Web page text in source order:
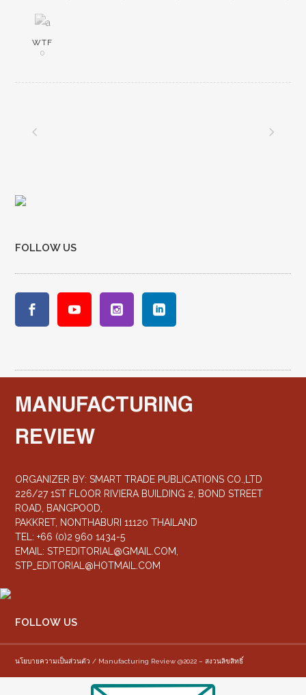
WTF
0
FOLLOW US
MANUFACTURING
REVIEW
ORGANIZER BY: SMART TRADE PUBLICATIONS CO.,LTD
226/27 1ST FLOOR RIVIERA BUILDING 2, BOND STREET
ROAD, BANGPOOD,
PAKKRET, NONTHABURI 11120 THAILAND
TEL: +66 (0)2 960 1434-5
EMAIL:STP.EDITORIAL@GMAIL.COM
STP_EDITORIAL@HOTMAIL.COM
FOLLOW US
นโยบายความเป็นส่วนตัว / Manufacturing Review @2022 – สงวนลิขสิทธิ์